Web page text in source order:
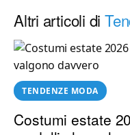
Altri articoli di
TENDENZE MODA
Costumi estate